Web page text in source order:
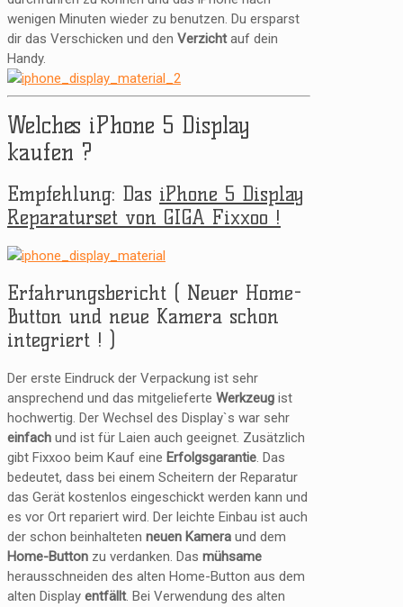
wenigen Minuten wieder zu benutzen. Du ersparst
dir das Verschicken und den Verzichtauf dein
Handy.
Welches iPhone 5 Display
kaufen ?
Empfehlung: Das iPhone 5 Display
Reparaturset von GIGA Fixxoo !
Erfahrungsbericht ( Neuer Home-
Button und neue Kamera schon
integriert ! )
Der erste Eindruck der Verpackung ist sehr
ansprechend und das mitgelieferte Werkzeug ist
hochwertig. Der Wechsel des Display`s war sehr
einfach und ist für Laien auch geeignet. Zusätzlich
gibt Fixxoo beim Kauf eine Erfolgsgarantie. Das
bedeutet, dass bei einem Scheitern der Reparatur
das Gerät kostenlos eingeschickt werden kann und
es vor Ort repariert wird. Der leichte Einbau ist auch
der schon beinhalteten neuen Kamera und dem
Home-Button zu verdanken. Das mühsame
herausschneiden des alten Home-Button aus dem
alten Display entfällt. Bei Verwendung des alten